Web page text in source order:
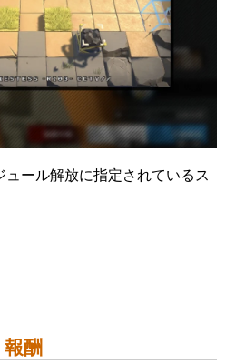
ール解放に指定されているス
酬